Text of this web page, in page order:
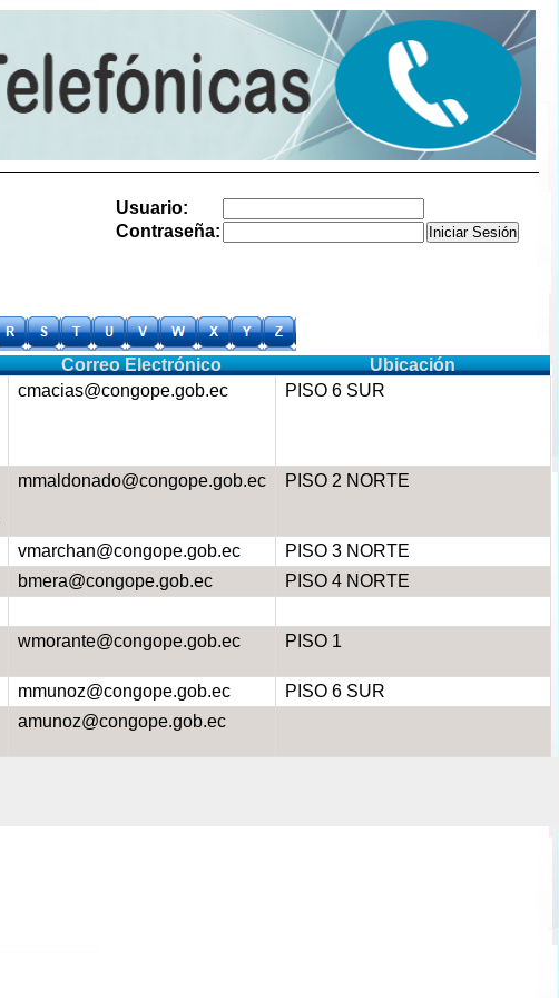
Usuario:
Contraseña:
Correo Electrónico
Ubicación
cmacias@congope.gob.ec PISO 6 SUR
mmaldonado@congope.gob.ec PISO 2 NORTE
vmarchan@congope.gob.ec
PISO 3 NORTE
bmera@congope.gob.ec
PISO 4 NORTE
wmorante@congope.gob.ec PISO 1
mmunoz@congope.gob.ec
PISO 6 SUR
amunoz@congope.gob.ec